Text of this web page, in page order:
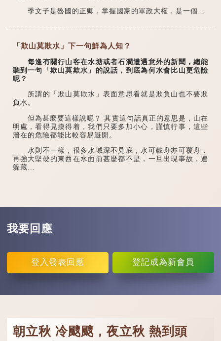
季文子是魯國的正卿，掌握國家的軍政大權，是一個...
「欺山莫欺水」下一句鮮為人知？
每逢有關行山客在水塘或者石澗遭遇意外的新聞，總能
聽到一句「欺山莫欺水」的說話，到底為何水會比山更危險
呢？
所謂的「欺山莫欺水」表面意思看就是欺負山也不要欺
負水。
但為甚麼要這樣說呢？ 其實這句話真正的意思是，山在
明處，看得見摸得着，我們只要多加小心，謹慎行事，這些
潛在的危險都能比較容易避開。
水則不一樣，很多水域深不見底，水可載舟亦可覆舟，
再強大堅硬的東西在水面前甚麼都不是，一旦出現事故，連
躲藏...
我要回應
登入 發表回應 登記成為新會員
朝立秋 冷颼颼，夜立秋 熱到頭